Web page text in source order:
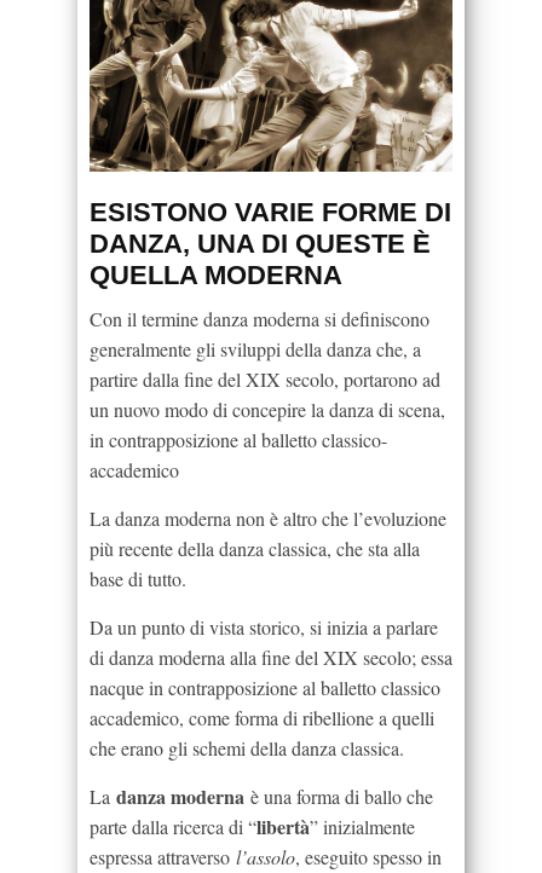
ESISTONO VARIE FORME DI
DANZA, UNA DI QUESTE È
QUELLA MODERNA
Con il termine danza moderna si definiscono
generalmente gli sviluppi della danza che, a
partire dalla fine del XIX secolo, portarono ad
un nuovo modo di concepire la danza di scena,
in contrapposizione al balletto classico-
accademico
La danza moderna non è altro che l’evoluzione
più recente della danza classica, che sta alla
base di tutto.
Da un punto di vista storico, si inizia a parlare
di danza moderna alla fine del XIX secolo; essa
nacque in contrapposizione al balletto classico
accademico, come forma di ribellione a quelli
che erano gli schemi della danza classica.
La danza moderna è una forma di ballo che
parte dalla ricerca di “libertà” inizialmente
espressa attraverso l’assolo, eseguito spesso in